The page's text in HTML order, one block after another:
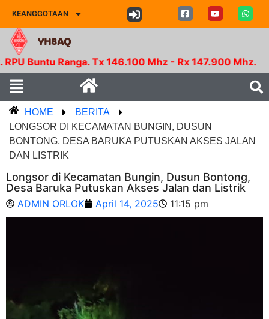
KEANGGOTAAN
YH8AQ
Ranga. Tx 146.100 Mhz - Rx 147.900 Mhz.
HOME
BERITA
LONGSOR DI KECAMATAN BUNGIN, DUSUN
BONTONG, DESA BARUKA PUTUSKAN AKSES JALAN
DAN LISTRIK
Longsor di Kecamatan Bungin, Dusun Bontong,
Desa Baruka Putuskan Akses Jalan dan Listrik
ADMIN ORLOK April 14, 2025 11:15 pm